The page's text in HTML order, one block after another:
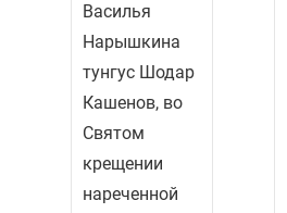
Василья
Нарышкина
тунгус Шодар
Кашенов, во
Святом
крещении
нареченной